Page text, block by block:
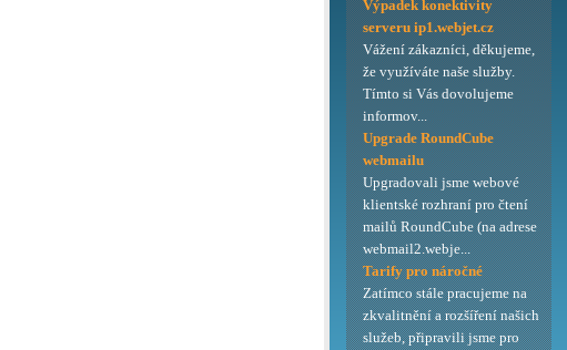
Výpadek konektivity
serveru ip1.webjet.cz
Vážení zákazníci, děkujeme,
že využíváte naše služby.
Tímto si Vás dovolujeme
informov...
Upgrade RoundCube
webmailu
Upgradovali jsme webové
klientské rozhraní pro čtení
mailů RoundCube (na adrese
webmail2.webje...
Tarify pro náročné
Zatímco stále pracujeme na
zkvalitnění a rozšíření našich
služeb, připravili jsme pro